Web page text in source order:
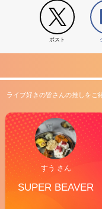
ポスト
ライブ好きの皆さんの推しをご
すう さん
SUPER BEAVER